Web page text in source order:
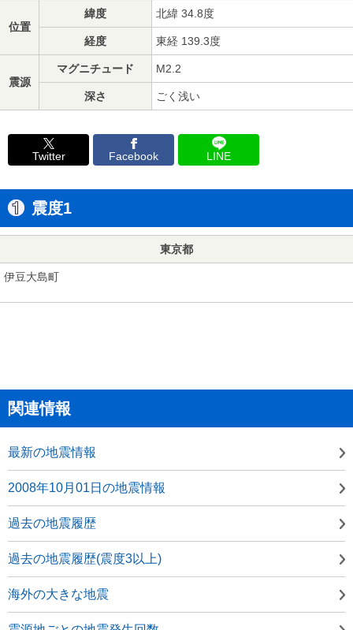
位置
緯度 北緯 34.8度
経度 東経 139.3度
震源
マグニチュード M2.2
深さ ごく浅い
Twitter Facebook LINE
震度1
東京都
伊豆大島町
関連情報
最新の地震情報
2008年10月01日の地震情報
過去の地震履歴
過去の地震履歴(震度3以上)
海外の大きな地震